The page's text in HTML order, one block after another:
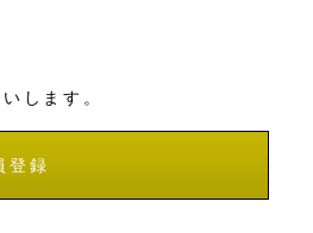
します。
登録